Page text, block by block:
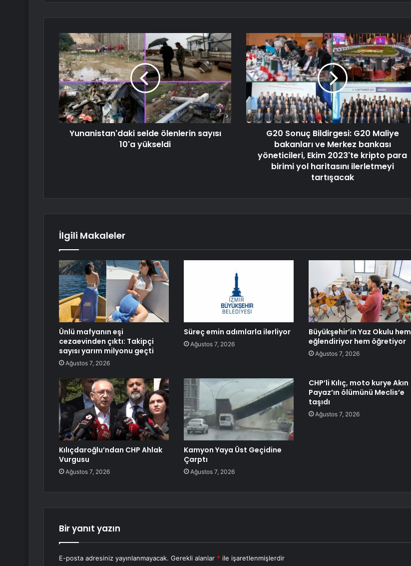
Yunanistan'daki selde ölenlerin sayısı
10'a yükseldi
G20 Sonuç Bildirgesi: G20 Maliye
bakanları ve Merkez bankası
yöneticileri, Ekim 2023'te kripto para
birimi yol haritasını ilerletmeyi
tartışacak
İlgili Makaleler
Ünlü mafyanın eşi
cezaevinden çıktı: Takipçi
sayısı yarım milyonu geçti
Ağustos 7, 2026
Süreç emin adımlarla ilerliyor
Ağustos 7, 2026
Büyükşehir’in Yaz Okulu hem
eğlendiriyor hem öğretiyor
Ağustos 7, 2026
Kılıçdaroğlu’ndan CHP Ahlak
Vurgusu
Ağustos 7, 2026
Kamyon Yaya Üst Geçidine
Çarptı
Ağustos 7, 2026
CHP’li Kılıç, moto kurye Akın
Payaz’ın ölümünü Meclis’e
taşıdı
Ağustos 7, 2026
Bir yanıt yazın
E-posta adresiniz yayınlanmayacak. Gerekli alanlar * ile işaretlenmişlerdir